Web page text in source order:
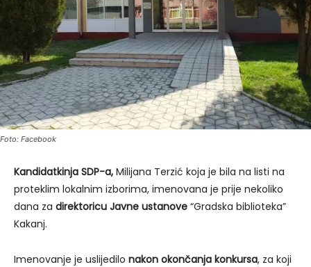
Foto: Facebook
Kandidatkinja SDP-a, Milijana Terzić koja je bila na listi na
proteklim lokalnim izborima, imenovana je prije nekoliko
dana za direktoricu Javne ustanove “Gradska biblioteka”
Kakanj.
Imenovanje je uslijedilo nakon okončanja konkursa, za koji